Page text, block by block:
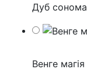
Дуб сонома
Венге магія